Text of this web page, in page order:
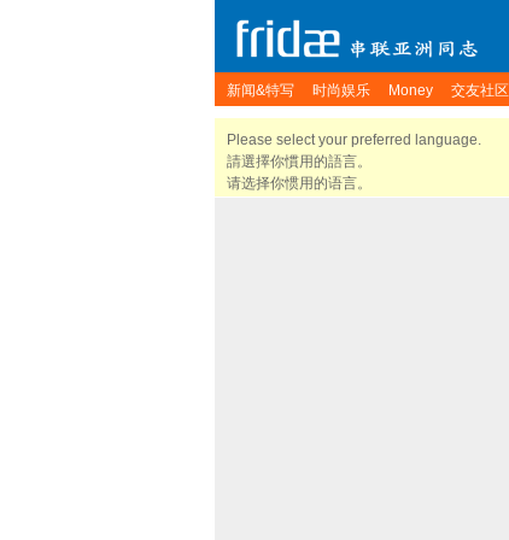
新闻&特写 时尚娱乐 Money 交友社区
Please select your preferred language.
請選擇你慣用的語言。
请选择你惯用的语言。